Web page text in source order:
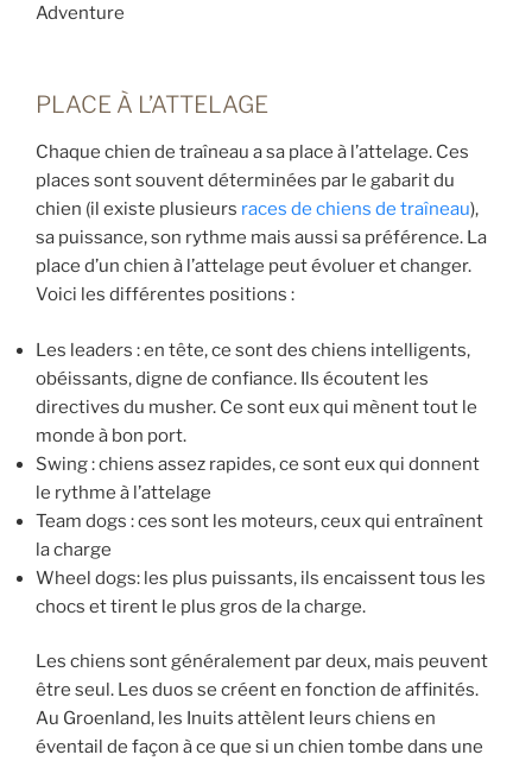
Adventure
PLACE À L’ATTELAGE
Chaque chien de traîneau a sa place à l’attelage. Ces
places sont souvent déterminées par le gabarit du
chien (il existe plusieurs races de chiens de traîneau),
sa puissance, son rythme mais aussi sa préférence. La
place d’un chien à l’attelage peut évoluer et changer.
Voici les différentes positions :
Les leaders : en tête, ce sont des chiens intelligents,
obéissants, digne de confiance. Ils écoutent les
directives du musher. Ce sont eux qui mènent tout le
monde à bon port.
Swing : chiens assez rapides, ce sont eux qui donnent
le rythme à l’attelage
Team dogs : ces sont les moteurs, ceux qui entraînent
la charge
Wheel dogs: les plus puissants, ils encaissent tous les
chocs et tirent le plus gros de la charge.
Les chiens sont généralement par deux, mais peuvent
être seul. Les duos se créent en fonction de affinités.
Au Groenland, les Inuits attèlent leurs chiens en
éventail de façon à ce que si un chien tombe dans une